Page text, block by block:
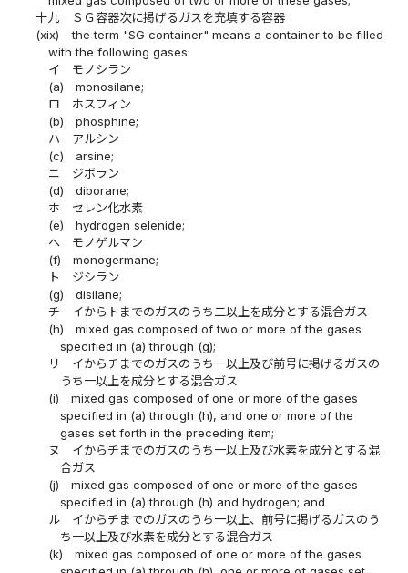
十九
ＳＧ容器次に掲げるガスを充填する容器
(xix)
the term "SG container" means a container to be filled
with the following gases:
イ
モノシラン
(a)
monosilane;
ロ
ホスフィン
(b)
phosphine;
ハ
アルシン
(c)
arsine;
ニ
ジボラン
(d)
diborane;
ホ
セレン化水素
(e)
hydrogen selenide;
ヘ
モノゲルマン
(f)
monogermane;
ト
ジシラン
(g)
disilane;
チ
イからトまでのガスのうち二以上を成分とする混合ガス
(h)
mixed gas composed of two or more of the gases
specified in (a) through (g);
リ
イからチまでのガスのうち一以上及び前号に掲げるガスの
うち一以上を成分とする混合ガス
(i)
mixed gas composed of one or more of the gases
specified in (a) through (h), and one or more of the
gases set forth in the preceding item;
ヌ
イからチまでのガスのうち一以上及び水素を成分とする混
合ガス
(j)
mixed gas composed of one or more of the gases
specified in (a) through (h) and hydrogen; and
ル
イからチまでのガスのうち一以上、前号に掲げるガスのう
ち一以上及び水素を成分とする混合ガス
(k)
mixed gas composed of one or more of the gases